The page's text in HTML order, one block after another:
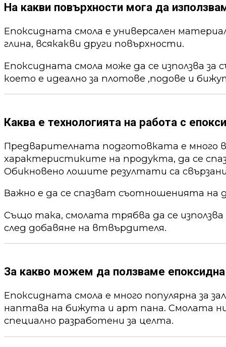
На какви повърхности мога да
Епоксидната смола е универсален
глина, всякакви други повърхности.
Епоксидната смола може да се използва за
което е идеално за плотове ,подове и
Каква е технологията на работа с
Предварителната подготовката е много
характеристиките на продукта, да се
Обикновено лошите резултати са
Важно е да се спазват съотношенията на
Също така, смолата трябва да се
след добавяне на втвърдителя.
За какво можем да ползваме
Епоксидната смола е много популярна за
наптава на бижута и арт пана. Смолата
специално разработени за целта.